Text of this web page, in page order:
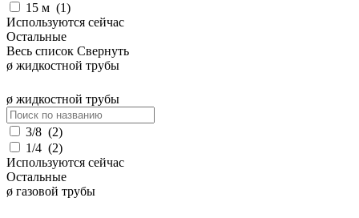
15 м (1)
Используются сейчас
Остальные
Весь список Свернуть
ø жидкостной трубы
ø жидкостной трубы
3/8 (2)
1/4 (2)
Используются сейчас
Остальные
ø газовой трубы